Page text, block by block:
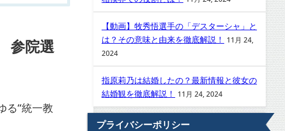
参院選
る“統一教
【動画】牧秀悟選手の「デスターシャ」と
は？その意味と由来を徹底解説！
11月 24,
2024
指原莉乃は結婚したの？最新情報と彼女の
結婚観を徹底解説！
11月 24, 2024
プライバシーポリシー